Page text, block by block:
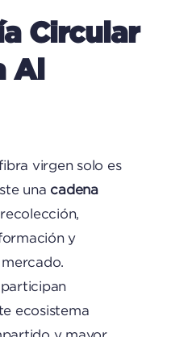
Circular
Al
virgen solo es
una cadena
y
ecosistema